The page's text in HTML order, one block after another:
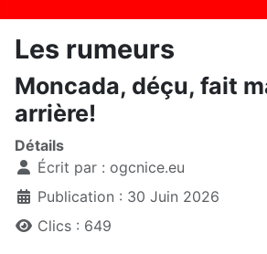
Les rumeurs
Moncada, déçu, fait
arrière!
Détails
Écrit par : ogcnice.eu
Publication : 30 Juin 2026
Clics : 649